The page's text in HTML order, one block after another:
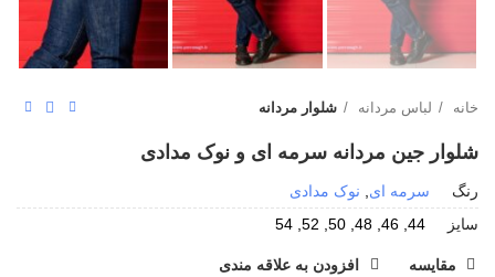
خانه لباس مردانه شلوار مردانه
شلوار جین مردانه سرمه ای و نوک مدادی
رنگ سرمه ای, نوک مدادی
سایز
44, 46, 48, 50, 52, 54
مقایسه افزودن به علاقه مندی